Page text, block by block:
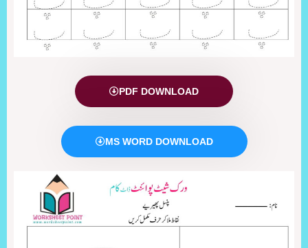
PDF DOWNLOAD
MS WORD DOWNLOAD